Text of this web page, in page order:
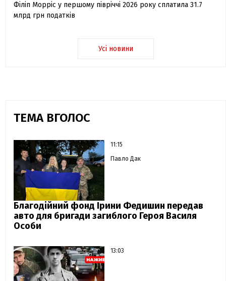
Філіп Морріс у першому півріччі 2026 року сплатила 31.7
млрд грн податків
Усі новини
ТЕМА ВГОЛОС
11:15
Павло Дак
Благодійний фонд Ірини Федишин передав
авто для бригади загиблого Героя Василя
Особи
13:03